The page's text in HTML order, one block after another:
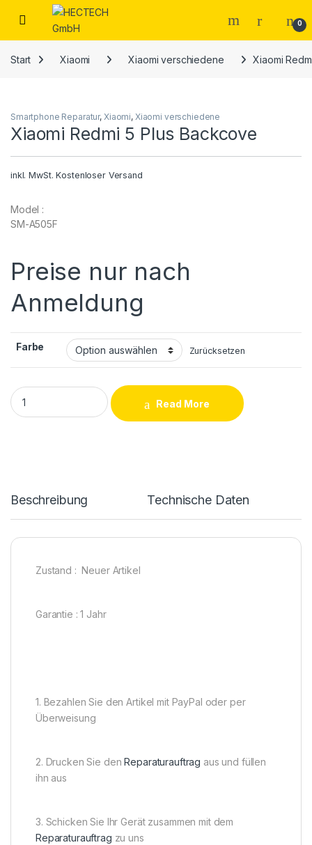
Open 0
Start Xiaomi Xiaomi verschiedene Xiaomi
Smartphone Reparatur, Xiaomi, Xiaomi verschiedene
Xiaomi Redmi 5 Plus Backcove
inkl. MwSt. Kostenloser Versand
Model :
SM-A505F
Preise nur nach
Anmeldung
Farbe Zurücksetzen
Xiaomi Redmi 5 Plus Backcove quantity
Read More
Beschreibung Technische Daten
Zustand : Neuer Artikel
Garantie : 1 Jahr
1. Bezahlen Sie den Artikel mit PayPal oder per
Überweisung
2. Drucken Sie denReparaturauftrag aus und füllen
ihn aus
3. Schicken Sie Ihr Gerät zusammen mit dem
Reparaturauftrag zu uns